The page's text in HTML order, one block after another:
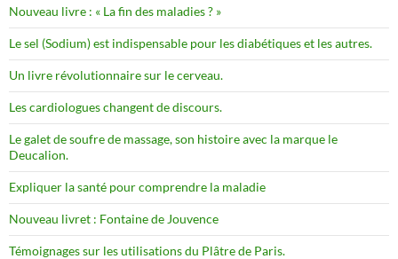
Nouveau livre : « La fin des maladies ? »
Le sel (Sodium) est indispensable pour les diabétiques et les autres.
Un livre révolutionnaire sur le cerveau.
Les cardiologues changent de discours.
Le galet de soufre de massage, son histoire avec la marque le
Deucalion.
Expliquer la santé pour comprendre la maladie
Nouveau livret : Fontaine de Jouvence
Témoignages sur les utilisations du Plâtre de Paris.